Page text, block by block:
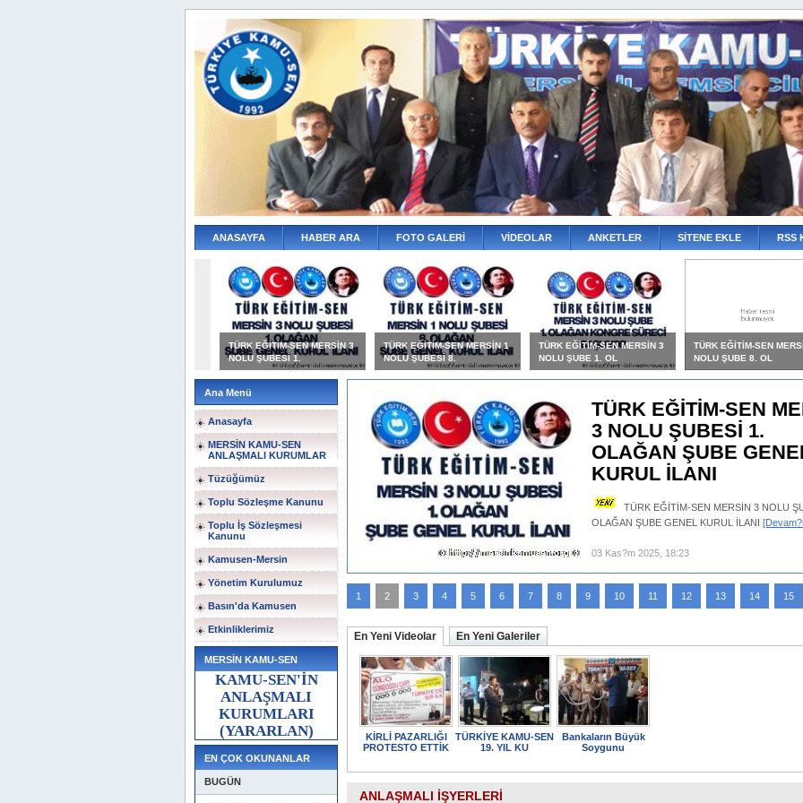
ANASAYFA HABER ARA FOTO GALERİ VİDEOLAR ANKETLER SİTENE EKLE RSS
TÜRK EĞİTİM-SEN MERSİN 3
NOLU ŞUBESİ 1.
TÜRK EĞİTİM-SEN MERSİN 1
NOLU ŞUBESİ 8.
TÜRK EĞİTİM-SEN MERSİN 3
NOLU ŞUBE 1. OL
TÜRK EĞİTİM-SEN
NOLU ŞUBE 8. OL
Ana Menü
Anasayfa
MERSİN KAMU-SEN
ANLAŞMALI KURUMLAR
Tüzüğümüz
Toplu Sözleşme Kanunu
Toplu İş Sözleşmesi
Kanunu
Kamusen-Mersin
Yönetim Kurulumuz
Basın'da Kamusen
Etkinliklerimiz
MERSİN KAMU-SEN
KAMU-SEN'İN
ANLAŞMALI
KURUMLARI
(YARARLAN)
EN ÇOK OKUNANLAR
BUGÜN
Öğrenci Gelişim Raporu
Eylem Kararı
Öğrenci Gelişim Raporu Eylem Kararı
TÜRK EĞİTİM-SEN
3 NOLU ŞUBESİ 1.
OLAĞAN ŞUBE
KURUL İLANI
TÜRK EĞİTİM-SEN MERSİN 3 NOLU
OLAĞAN ŞUBE GENEL KURUL İLANI
03 Kas?m 2025, 18:23
1 2 3 4 5 6 7 8 9 10 11 12 13 14 15
En Yeni Videolar En Yeni Galeriler
ANLAŞMALI İŞYERLERİ